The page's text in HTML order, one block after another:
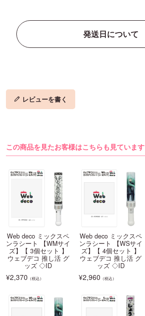
発送日について
レビューを書く
この商品を見たお客様はこちらも見ています
Web deco ミックスペ
ンラシート 【WMサイ
ズ】【 3個セット 】
ウェブデコ 推し活 グ
ッズ ◇ID
¥2,370 （税込）
Web deco ミックスペ
ンラシート 【WSサイ
ズ】【 4個セット 】
ウェブデコ 推し活 グ
ッズ ◇ID
¥2,960 （税込）